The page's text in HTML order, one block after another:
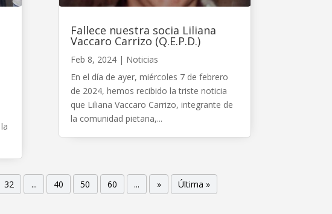
Fallece nuestra socia Liliana
Vaccaro Carrizo (Q.E.P.D.)
Feb 8, 2024| Noticias
En el día de ayer, miércoles 7 de febrero
de 2024, hemos recibido la triste noticia
que Liliana Vaccaro Carrizo, integrante de
la comunidad pietana,...
32 ... 40 50 60 ... » Última »